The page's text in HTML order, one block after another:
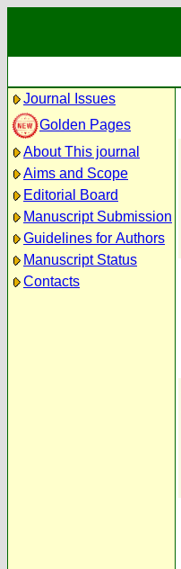
Journal Issues
Golden Pages
About This journal
Aims and Scope
Editorial Board
Manuscript Submission
Guidelines for Authors
Manuscript Status
Contacts